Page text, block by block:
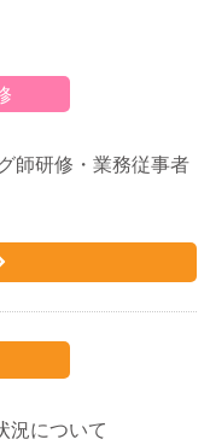
師研修・業務従事者
況について